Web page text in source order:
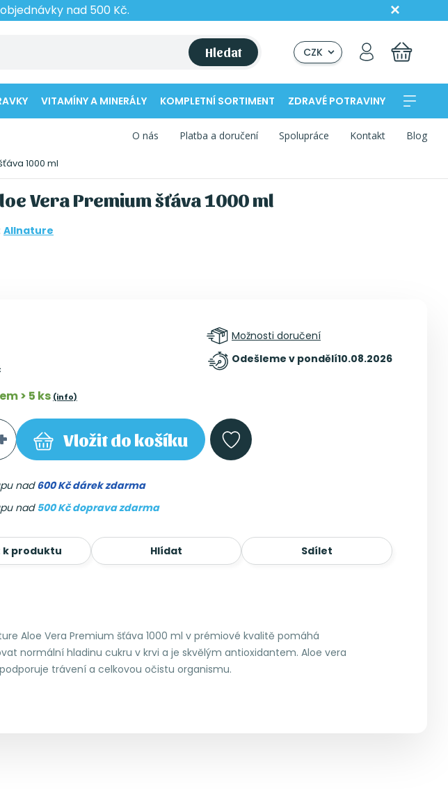
nad 500 Kč.
Hledat CZK
VITAMÍNY A MINERÁLY KOMPLETNÍ SORTIMENT ZDRAVÉ POTRAVINY
O nás Platba a doručení Spolupráce Kontakt Blog
1000 ml
Vera Premium šťáva 1000 ml
Allnature
Možnosti doručení
Odešleme v pondělí10.08.2026
> 5 ks (info)
Vložitdo košíku
nad600 Kč dárek zdarma
nad 500 Kč doprava zdarma
k produktu Hlídat Sdílet
Aloe Vera Premium šťáva 1000 ml v prémiové kvalitě pomáhá
normální hladinu cukru v krvi a je skvělým antioxidantem. Aloe vera
trávení a celkovou očistu organismu.